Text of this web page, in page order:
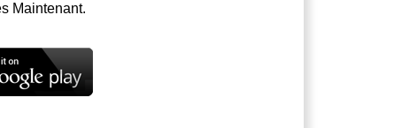
Maintenant.